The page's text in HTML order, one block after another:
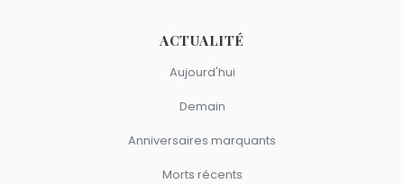
ACTUALITÉ
Aujourd'hui
Demain
Anniversaires marquants
Morts récents